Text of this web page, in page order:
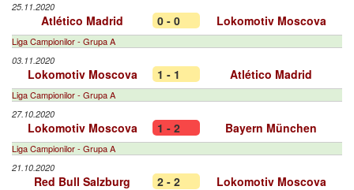
25.11.2020
Atlético Madrid 0 - 0 Lokomotiv Moscova
Liga Campionilor - Grupa A
03.11.2020
Lokomotiv Moscova 1 - 1 Atlético Madrid
Liga Campionilor - Grupa A
27.10.2020
Lokomotiv Moscova 1 - 2 Bayern München
Liga Campionilor - Grupa A
21.10.2020
Red Bull Salzburg 2 - 2 Lokomotiv Moscova